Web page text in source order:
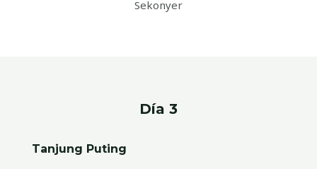
Sekonyer
Día 3
Tanjung Puting